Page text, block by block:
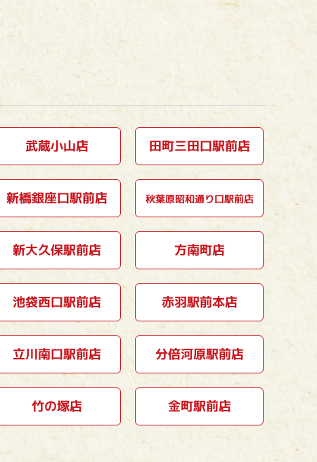
武蔵小山店 田町三田口駅前店
新橋銀座口駅前店 秋葉原昭和通り口駅前店
新大久保駅前店 方南町店
池袋西口駅前店 赤羽駅前本店
立川南口駅前店 分倍河原駅前店
竹の塚店 金町駅前店